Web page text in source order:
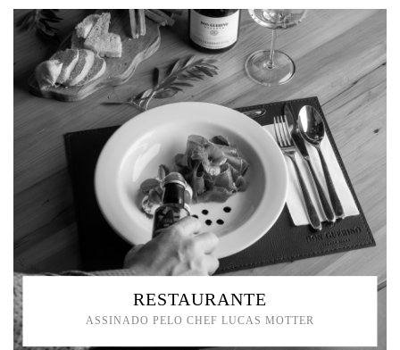
RESTAURANTE
ASSINADO PELO CHEF LUCAS MOTTER